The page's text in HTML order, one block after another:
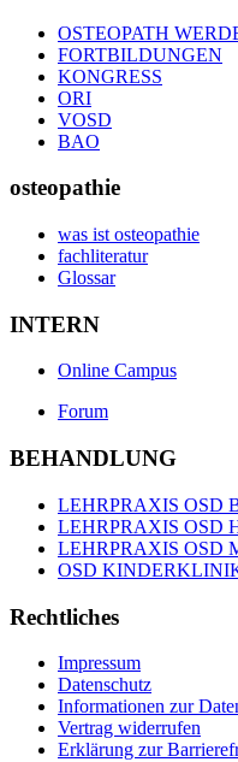
OSTEOPATH
FORTBILDUNGEN
KONGRESS
ORI
VOSD
BAO
osteopathie
was ist osteopathie
fachliteratur
Glossar
INTERN
Online Campus
Forum
BEHANDLUNG
LEHRPRAXIS OSD
LEHRPRAXIS OSD
LEHRPRAXIS OSD
OSD
Rechtliches
Impressum
Datenschutz
Informationen zur
Vertrag widerrufen
Erklärung zur